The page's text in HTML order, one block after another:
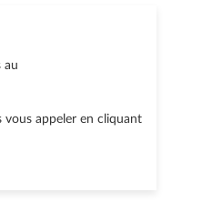
au
appeler en cliquant